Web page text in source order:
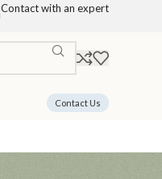
Contact with an expert
Contact Us